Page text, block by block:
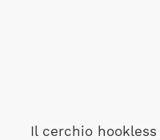
Il cerchio